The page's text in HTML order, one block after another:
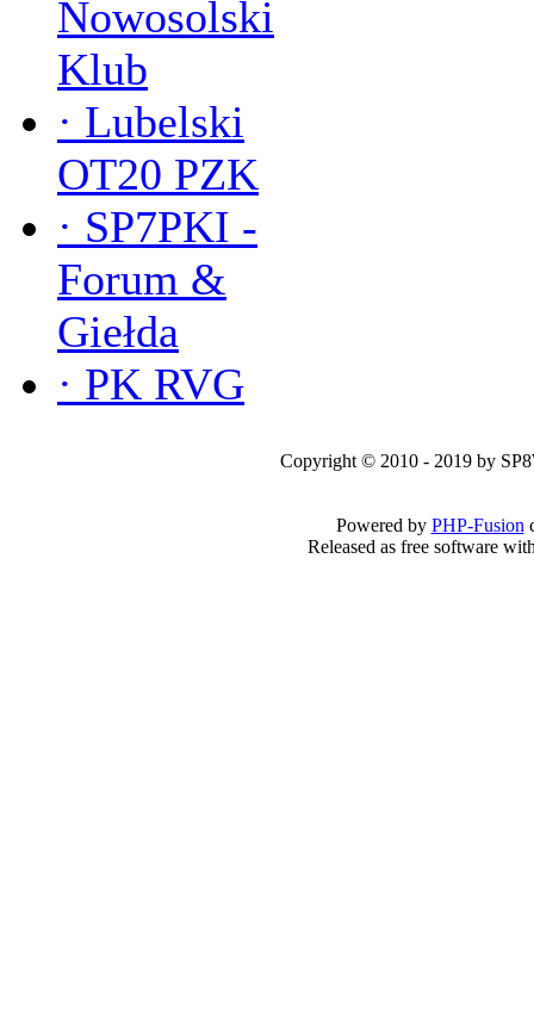
Nowosolski
Klub
· Lubelski
OT20 PZK
· SP7PKI -
Forum &
Giełda
· PK RVG
Copyright © 2010 - 2019 by
Powered by PHP-Fusion
Released as free software